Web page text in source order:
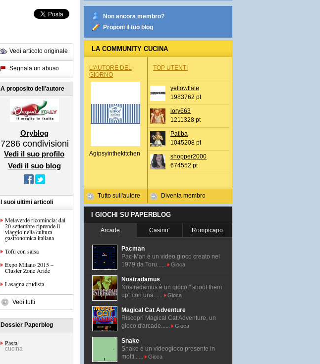
Vedi articolo originale
Segnala un abuso
A proposito dell'autore
Oryblog
7286 condivisioni
Vedi il suo profilo
Vedi il suo blog
I suoi ultimi articoli
Melaverde ricomincia: dal
20 settembre riprende il
viaggio nella cultura
gastronomica italiana
Tofu con salsa
Expo Milano 2015 –
Cluster Zone Aride
Lasagna crudista
Vedi tutti
Dossier Paperblog
Pasta
cucina
Non ancora membro?
Proponi il tuo blog
LA COMMUNITY CUCINA
L'AUTORE DEL
GIORNO
Agipsyinthekitchen
Tutto sull'autore
TOP UTENTI
yellowflate
1983762 pt
lory663
1211328 pt
Patiba
1045208 pt
shopper2000
674552 pt
Diventa membro
I GIOCHI SU PAPERBLOG
Arcade Casino' Rompicapo
Pacman
Pac-Man é un video gioco creato nel
1979 da Toru......
Gioca
Nostradamus
Nostradamus è un gioco " shoot them
up" con una......
Gioca
Magical Cat Adventure
Riscopri Magical Cat Adventure, un
gioco d'arcade......
Gioca
Snake
Snake è un videogioco presente in
molti......
Gioca